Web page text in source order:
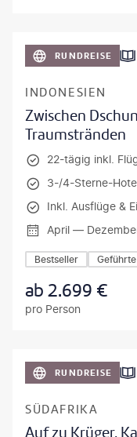
RUNDREISE
INDONESIEN
Zwischen
Traumstränden
22-tägig inkl.
3-/4-Sterne-
Inkl. Ausflüge &
April —
Bestseller
ab2.699 €
pro Person
RUNDREISE
SÜDAFRIKA
Auf zu Krüger,